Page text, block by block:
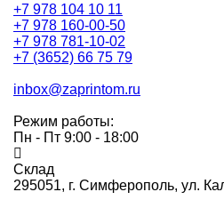
+7 978 104 10 11
+7 978 160-00-50
+7 978 781-10-02
+7 (3652) 66 75 79
inbox@zaprintom.ru
Режим работы:
Пн - Пт 9:00 - 18:00
Склад
295051, г. Симферополь, ул.